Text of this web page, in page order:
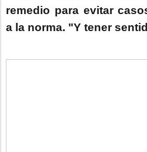
remedio para evitar
a la norma. "Y tener